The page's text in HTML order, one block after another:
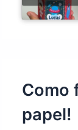
Como
papel!